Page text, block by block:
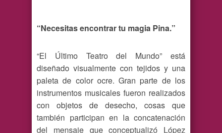
“Necesitas encontrar tu magia Pina.”
“El Último Teatro del Mundo” está
diseñado visualmente con tejidos y una
paleta de color ocre. Gran parte de los
instrumentos musicales fueron realizados
con objetos de desecho, cosas que
también participan en la concatenación
del mensaje que conceptualizó López